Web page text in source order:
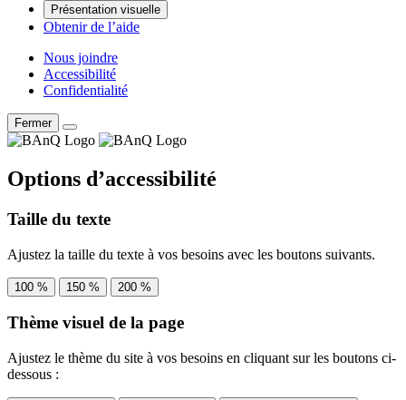
Présentation visuelle
Obtenir de l’aide
Nous joindre
Accessibilité
Confidentialité
Fermer
Options d’accessibilité
Taille du texte
Ajustez la taille du texte à vos besoins avec les boutons suivants.
100 % 150 % 200 %
Thème visuel de la page
Ajustez le thème du site à vos besoins en cliquant sur les boutons ci-
dessous :